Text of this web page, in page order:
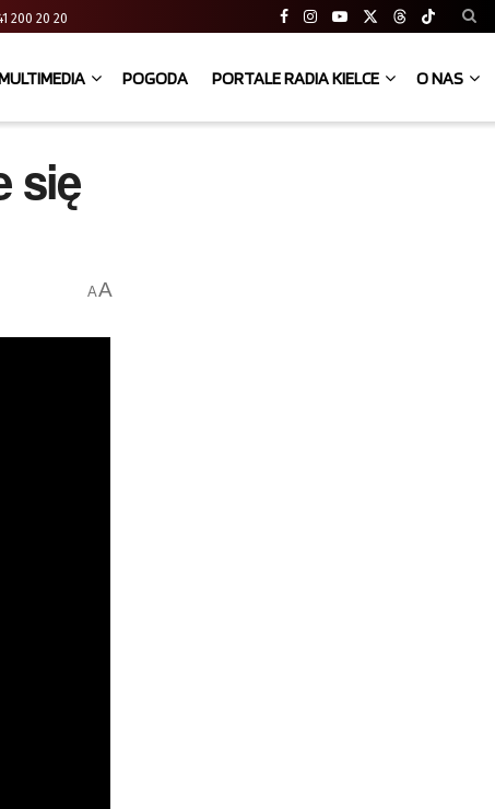
41 200 20 20
POGODA PORTALE RADIA KIELCE O NAS
się
AA